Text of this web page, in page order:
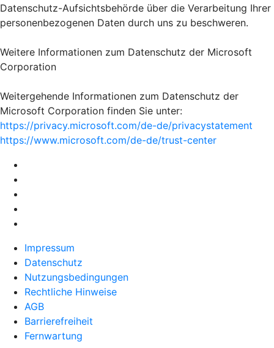
Datenschutz-Aufsichtsbehörde über die Verarbeitung Ihrer
personenbezogenen Daten durch uns zu beschweren.
Weitere Informationen zum Datenschutz der Microsoft
Corporation
Weitergehende Informationen zum Datenschutz der
Microsoft Corporation finden Sie unter:
https://privacy.microsoft.com/de-de/privacystatement
https://www.microsoft.com/de-de/trust-center
Impressum
Datenschutz
Nutzungsbedingungen
Rechtliche Hinweise
AGB
Barrierefreiheit
Fernwartung